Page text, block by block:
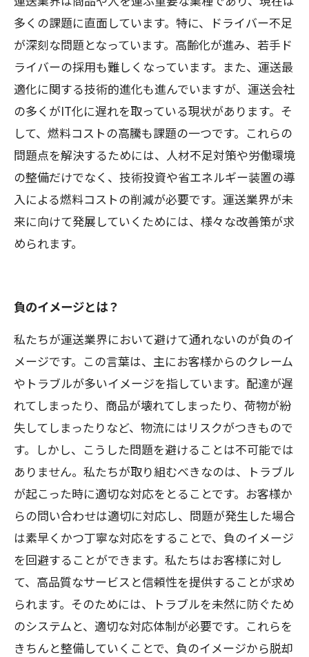
多くの課題に直面しています。特に、ドライバー不足
が深刻な問題となっています。高齢化が進み、若手ド
ライバーの採用も難しくなっています。また、運送最
適化に関する技術的進化も進んでいますが、運送会社
の多くがIT化に遅れを取っている現状があります。そ
して、燃料コストの高騰も課題の一つです。これらの
問題点を解決するためには、人材不足対策や労働環境
の整備だけでなく、技術投資や省エネルギー装置の導
入による燃料コストの削減が必要です。運送業界が未
来に向けて発展していくためには、様々な改善策が求
められます。
負のイメージとは？
私たちが運送業界において避けて通れないのが負のイ
メージです。この言葉は、主にお客様からのクレーム
やトラブルが多いイメージを指しています。配達が遅
れてしまったり、商品が壊れてしまったり、荷物が紛
失してしまったりなど、物流にはリスクがつきもので
す。しかし、こうした問題を避けることは不可能では
ありません。私たちが取り組むべきなのは、トラブル
が起こった時に適切な対応をとることです。お客様か
らの問い合わせは適切に対応し、問題が発生した場合
は素早くかつ丁寧な対応をすることで、負のイメージ
を回避することができます。私たちはお客様に対し
て、高品質なサービスと信頼性を提供することが求め
られます。そのためには、トラブルを未然に防ぐため
のシステムと、適切な対応体制が必要です。これらを
きちんと整備していくことで、負のイメージから脱却